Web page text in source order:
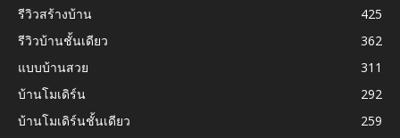
รีวิวสร้างบ้าน
425
รีวิวบ้านชั้นเดียว
362
แบบบ้านสวย
311
บ้านโมเดิร์น
292
บ้านโมเดิร์นชั้นเดียว
259